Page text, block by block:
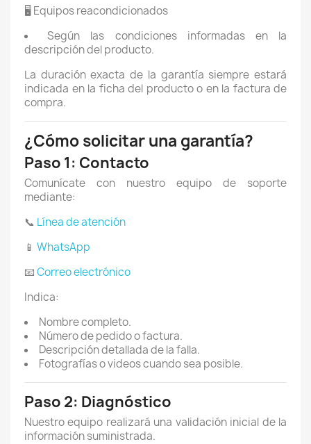
🖥️ Equipos reacondicionados
Según las condiciones informadas en la
descripción del producto.
La duración exacta de la garantía siempre estará
indicada en la ficha del producto o en la factura de
compra.
¿Cómo solicitar una garantía?
Paso 1: Contacto
Comunícate con nuestro equipo de soporte
mediante:
📞 Línea de atención
📱 WhatsApp
📧Correo electrónico
Indica:
Nombre completo.
Número de pedido o factura.
Descripción detallada de la falla.
Fotografías o videos cuando sea posible.
Paso 2: Diagnóstico
Nuestro equipo realizará una validación inicial de la
información suministrada.